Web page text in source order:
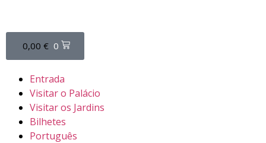
0,00 € 0
Entrada
Visitar o Palácio
Visitar os Jardins
Bilhetes
Português